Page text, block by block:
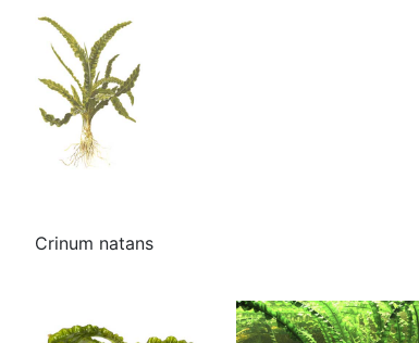
Crinum natans